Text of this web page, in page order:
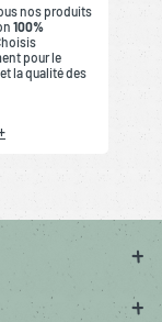
nos produits
100%
pour le
la qualité des